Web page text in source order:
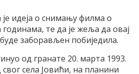
је идеја о снимању филма о
те да је жеља да овај
заборављен побиједила.
од гранате 20. марта 1993.
села Јовићи, на планини